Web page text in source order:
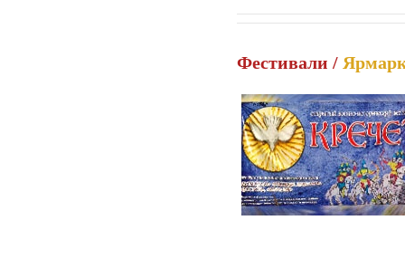
Фестивали /